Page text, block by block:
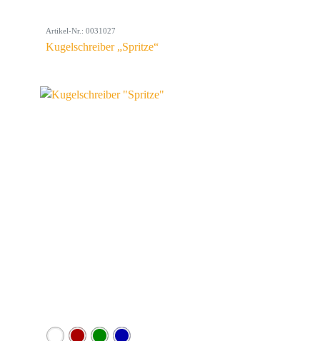
Artikel-Nr.: 0031027
Kugelschreiber „Spritze“